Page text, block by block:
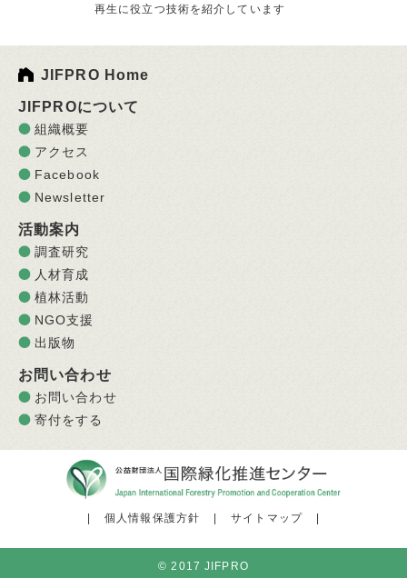
再生に役立つ技術を紹介しています
JIFPRO Home
JIFPROについて
組織概要
アクセス
Facebook
Newsletter
活動案内
調査研究
人材育成
植林活動
NGO支援
出版物
お問い合わせ
お問い合わせ
寄付をする
個人情報保護方針 サイトマップ
© 2017 JIFPRO